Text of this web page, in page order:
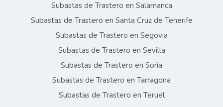
Subastas de Trastero en Salamanca
Subastas de Trastero en Santa Cruz de Tenerife
Subastas de Trastero en Segovia
Subastas de Trastero en Sevilla
Subastas de Trastero en Soria
Subastas de Trastero en Tarragona
Subastas de Trastero en Teruel